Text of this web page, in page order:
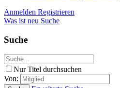
Anmelden Registrieren
Was ist neu Suche
Suche
Nur Titel durchsuchen
Von: